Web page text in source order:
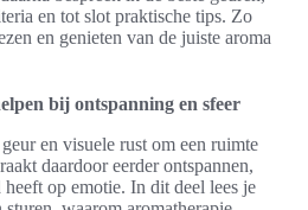
en tot slot praktische tips. Zo
en genieten van de juiste aroma
bij ontspanning en sfeer
en visuele rust om een ruimte
daardoor eerder ontspannen,
op emotie. In dit deel lees je